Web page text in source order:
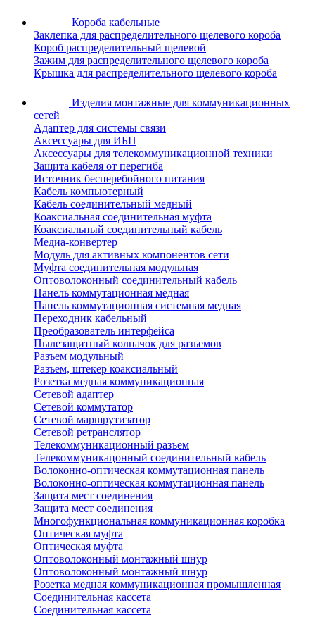
Короба кабельные
Заклепка для распределительного щелевого короба
Короб распределительный щелевой
Зажим для распределительного щелевого короба
Крышка для распределительного щелевого короба
Изделия монтажные для коммуникационных
сетей
Адаптер для системы связи
Аксессуары для ИБП
Аксессуары для телекоммуникационной техники
Защита кабеля от перегиба
Источник бесперебойного питания
Кабель компьютерный
Кабель соединительный медный
Коаксиальная соединительная муфта
Коаксиальный соединительный кабель
Медиа-конвертер
Модуль для активных компонентов сети
Муфта соединительная модульная
Оптоволоконный соединительный кабель
Панель коммутационная медная
Панель коммутационная системная медная
Переходник кабельный
Преобразователь интерфейса
Пылезащитный колпачок для разъемов
Разъем модульный
Разъем, штекер коаксиальный
Розетка медная коммуникационная
Сетевой адаптер
Сетевой коммутатор
Сетевой маршрутизатор
Сетевой ретранслятор
Телекоммуникационный разъем
Телекоммуникацонный соединительный кабель
Волоконно-оптическая коммутационная панель
Волоконно-оптическая коммутационная панель
Защита мест соединения
Защита мест соединения
Многофункциональная коммуникационная коробка
Оптическая муфта
Оптическая муфта
Оптоволоконный монтажный шнур
Оптоволоконный монтажный шнур
Розетка медная коммуникационная промышленная
Соединительная кассета
Соединительная кассета